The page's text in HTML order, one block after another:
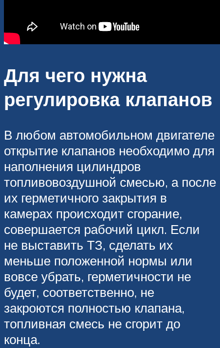
Для чего нужна
регулировка клапанов
В любом автомобильном двигателе
открытие клапанов необходимо для
наполнения цилиндров
топливовоздушной смесью, а после
их герметичного закрытия в
камерах происходит сгорание,
совершается рабочий цикл. Если
не выставить ТЗ, сделать их
меньше положенной нормы или
вовсе убрать, герметичности не
будет, соответственно, не
закроются полностью клапана,
топливная смесь не сгорит до
конца.